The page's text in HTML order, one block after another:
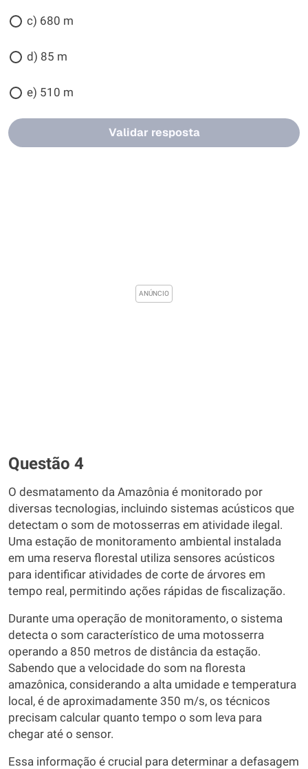
c) 680 m
d) 85 m
e) 510 m
Validar resposta
Questão 4
O desmatamento da Amazônia é monitorado por
diversas tecnologias, incluindo sistemas acústicos que
detectam o som de motosserras em atividade ilegal.
Uma estação de monitoramento ambiental instalada
em uma reserva florestal utiliza sensores acústicos
para identificar atividades de corte de árvores em
tempo real, permitindo ações rápidas de fiscalização.
Durante uma operação de monitoramento, o sistema
detecta o som característico de uma motosserra
operando a 850 metros de distância da estação.
Sabendo que a velocidade do som na floresta
amazônica, considerando a alta umidade e temperatura
local, é de aproximadamente 350 m/s, os técnicos
precisam calcular quanto tempo o som leva para
chegar até o sensor.
Essa informação é crucial para determinar a defasagem